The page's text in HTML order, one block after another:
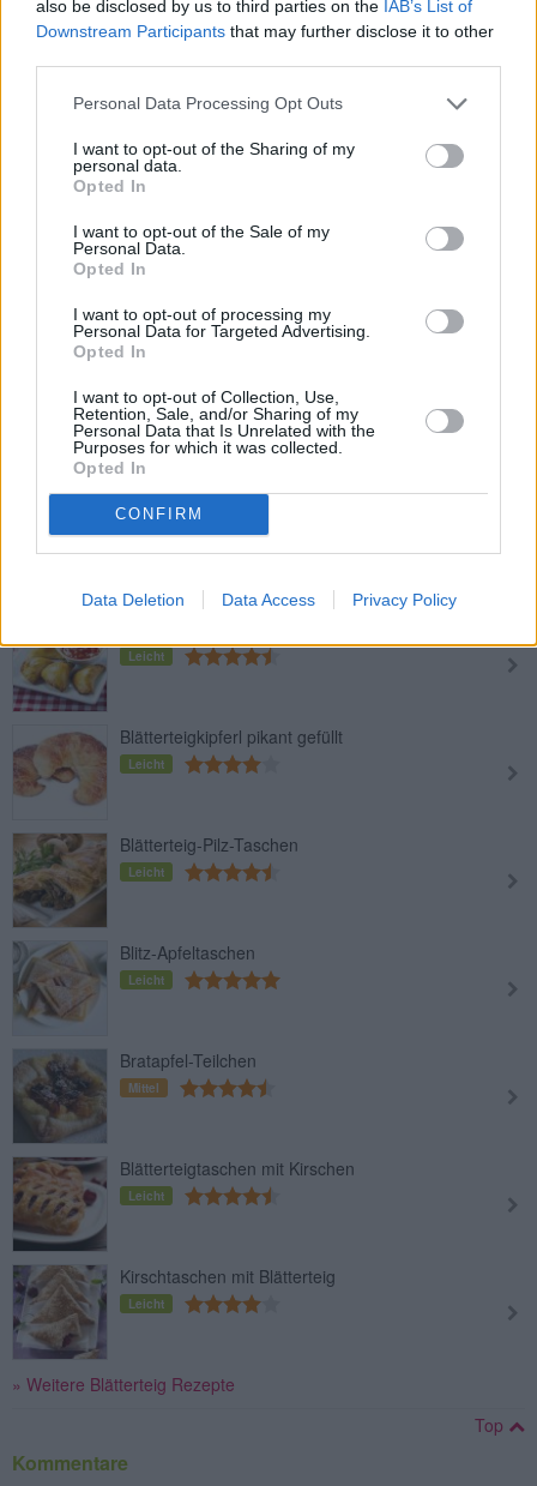
also be disclosed by us to third parties on the IAB’s List of
Downstream Participants that may further disclose it to other
Personal Data Processing Opt Outs
I want to opt-out of the Sharing of my
personal data.
Opted In
I want to opt-out of the Sale of my
Personal Data.
Opted In
I want to opt-out of processing my
Personal Data for Targeted Advertising.
Opted In
I want to opt-out of Collection, Use,
Retention, Sale, and/or Sharing of my
Personal Data that Is Unrelated with the
Purposes for which it was collected.
Opted In
CONFIRM
Data Deletion Data Access Privacy Policy
Leicht
Schinken-Käse-Blätterteig-Kipferl
Leicht
Süße Herzchen
Leicht
Schnelle Blätterteig-Zimtschnecken
Leicht
Schweineöhrchen mit Zucker und
Zimt
Leicht
Blätterteigkipferl pikant gefüllt
Leicht
Blätterteig-Pilz-Taschen
Leicht
Blitz-Apfeltaschen
Leicht
Bratapfel-Teilchen
Mittel
Blätterteigtaschen mit Kirschen
Leicht
Kirschtaschen mit Blätterteig
Leicht
» Weitere Blätterteig Rezepte
Top
Kommentare